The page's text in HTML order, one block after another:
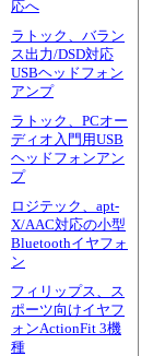
応へ
ラトック、バラン
ス出力/DSD対応
USBヘッドフォン
アンプ
ラトック、PCオー
ディオ入門用USB
ヘッドフォンアン
プ
ロジテック、apt-
X/AAC対応の小型
Bluetoothイヤフォ
ン
フィリップス、ス
ポーツ向けイヤフ
ォンActionFit 3機
種